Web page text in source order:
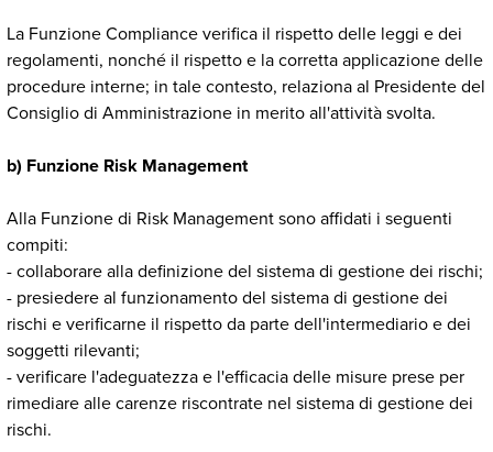
La Funzione Compliance verifica il rispetto delle leggi e dei
regolamenti, nonché il rispetto e la corretta applicazione delle
procedure interne; in tale contesto, relaziona al Presidente del
Consiglio di Amministrazione in merito all'attività svolta.
b) Funzione Risk Management
Alla Funzione di Risk Management sono affidati i seguenti
compiti:
- collaborare alla definizione del sistema di gestione dei rischi;
- presiedere al funzionamento del sistema di gestione dei
rischi e verificarne il rispetto da parte dell'intermediario e dei
soggetti rilevanti;
- verificare l'adeguatezza e l'efficacia delle misure prese per
rimediare alle carenze riscontrate nel sistema di gestione dei
rischi.